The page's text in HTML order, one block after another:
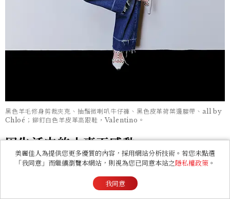
黑色羊毛修身剪裁夾克、抽鬚微喇叭牛仔褲、黑色皮革荷葉邊腰帶、all by
Chloé；鉚釘白色羊皮革高跟鞋，Valentino。
因生活中的小事而感動
《欠妳的那場婚禮》劇本寫進許多人內心的經典台
美麗佳人為提供您更多優質的內容，採用網站分析技術。若您未點選
「我同意」而繼續瀏覽本網站，則視為您已同意本站之隱私權政策 。
我同意